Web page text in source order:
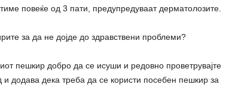
повеќе од 3 пати, предупредуваат дерматолозите.
за да не дојде до здравствени проблеми?
пешкир добро да се исуши и редовно проветрувајте
додава дека треба да се користи посебен пешкир за